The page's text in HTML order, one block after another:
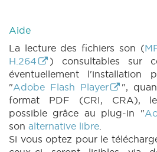
Aide
La lecture des fichiers son (
H.264
) consultables sur
éventuellement l'installation
"Adobe Flash Player
",
format PDF (CRI, CRA),
possible grâce au plug-in "
son alternative libre.
Si vous optez pour le